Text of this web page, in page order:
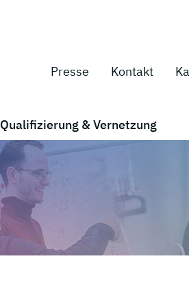
Presse Kontakt
Qualifizierung & Vernetzung